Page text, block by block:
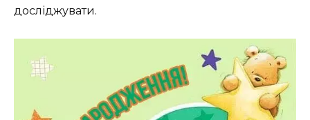
досліджувати. ️